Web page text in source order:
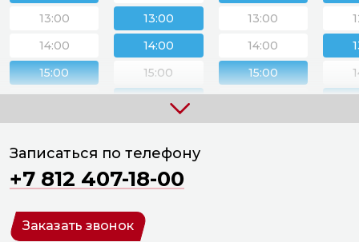
13:00
14:00
15:00
17:00
18:00
19:00
20:00
13:00
14:00
15:00
16:00
17:00
13:00
14:00
15:00
17:00
Записаться по телефону
+7 812 407-18-00
Заказать звонок